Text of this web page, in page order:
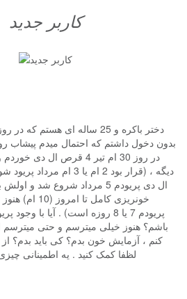
کاربر جدید
بدون دخول داشتم که احتمال میدم پیشاب
دیگه ، (قرار بود 2 ام یا 3
ال دی پریودم 5 مرداد شروع شد و
خونریزی کامل
پریودم 7 یا 8 روزه است) . آیا با
باشم؟ هنوز خیلی میترسم و حتی
کنم ، آزمایش خون بدم؟ کی باید بدم؟
لظفا کمک کنید . یه اطمینانی